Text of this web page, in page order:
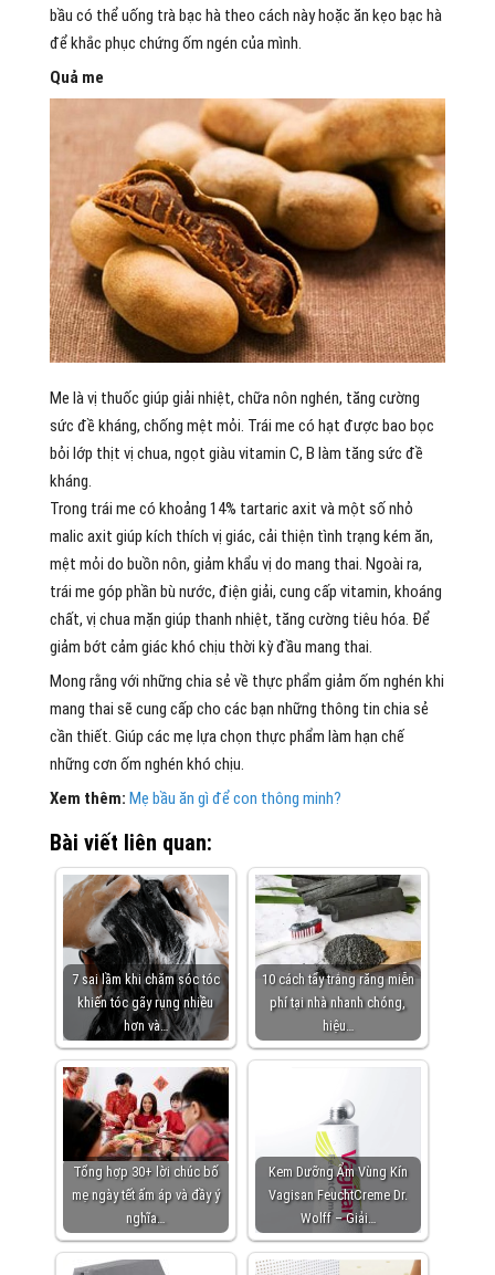
bầu có thể uống trà bạc hà theo cách này hoặc ăn kẹo bạc hà
để khắc phục chứng ốm ngén của mình.
Quả me
Me là vị thuốc giúp giải nhiệt, chữa nôn nghén, tăng cường
sức đề kháng, chống mệt mỏi. Trái me có hạt được bao bọc
bỏi lớp thịt vị chua, ngọt giàu vitamin C, B làm tăng sức đề
kháng.
Trong trái me có khoảng 14% tartaric axit và một số nhỏ
malic axit giúp kích thích vị giác, cải thiện tình trạng kém ăn,
mệt mỏi do buồn nôn, giảm khẩu vị do mang thai. Ngoài ra,
trái me góp phần bù nước, điện giải, cung cấp vitamin, khoáng
chất, vị chua mặn giúp thanh nhiệt, tăng cường tiêu hóa. Để
giảm bớt cảm giác khó chịu thời kỳ đầu mang thai.
Mong rằng với những chia sẻ về thực phẩm giảm ốm nghén khi
mang thai sẽ cung cấp cho các bạn những thông tin chia sẻ
cần thiết. Giúp các mẹ lựa chọn thực phẩm làm hạn chế
những cơn ốm nghén khó chịu.
Xem thêm: Mẹ bầu ăn gì để con thông minh?
Bài viết liên quan:
7 sai lầm khi chăm sóc tóc
khiến tóc gãy rụng nhiều
hơn và…
10 cách tẩy trắng răng miễn
phí tại nhà nhanh chóng,
hiệu…
Tổng hợp 30+ lời chúc bố
mẹ ngày tết ấm áp và đầy ý
nghĩa…
Kem Dưỡng Ẩm Vùng Kín
Vagisan FeuchtCreme Dr.
Wolff – Giải…